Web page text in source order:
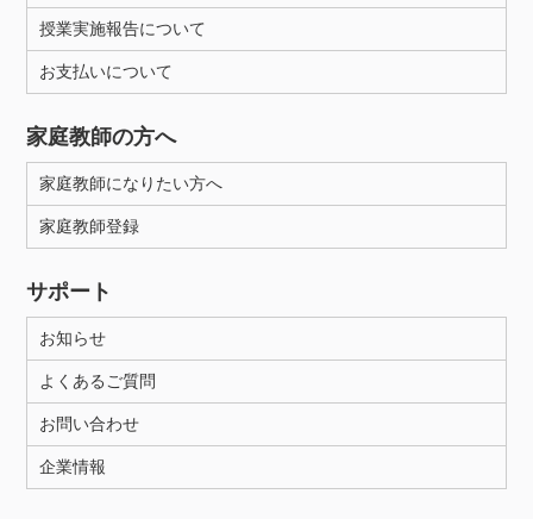
授業実施報告について
お支払いについて
家庭教師の方へ
家庭教師になりたい方へ
家庭教師登録
サポート
お知らせ
よくあるご質問
お問い合わせ
企業情報